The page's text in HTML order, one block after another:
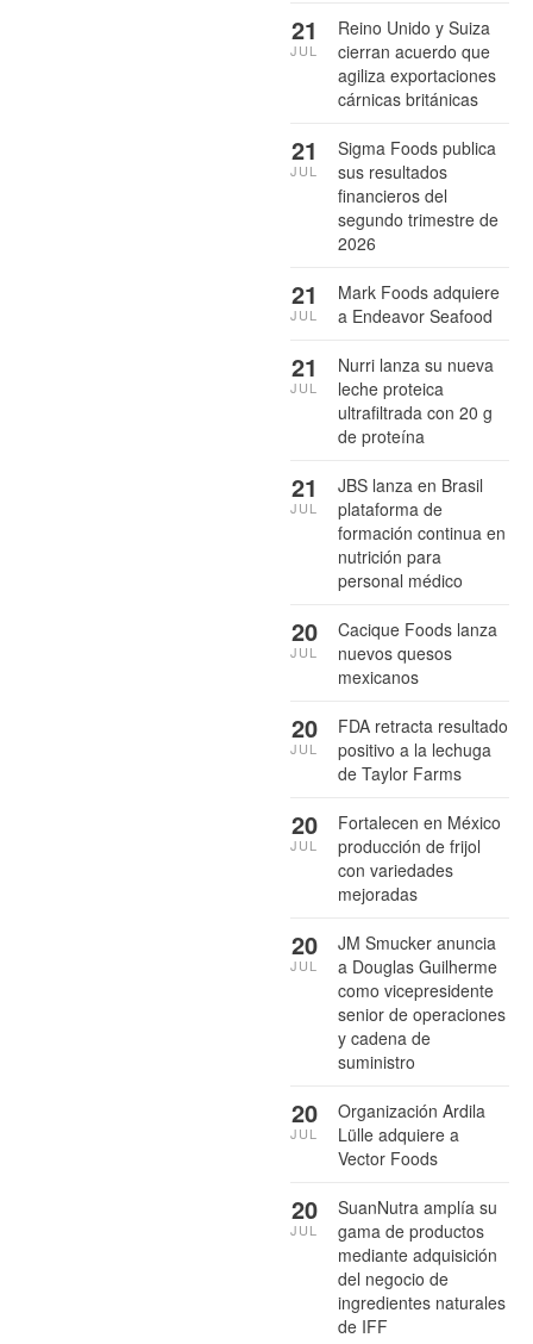
Reino Unido y Suiza
cierran acuerdo que
agiliza exportaciones
cárnicas británicas
21
JUL
Sigma Foods publica
sus resultados
financieros del
segundo trimestre de
2026
21
JUL
Mark Foods adquiere
a Endeavor Seafood
21
JUL
Nurri lanza su nueva
leche proteica
ultrafiltrada con 20 g
de proteína
21
JUL
JBS lanza en Brasil
plataforma de
formación continua en
nutrición para
personal médico
21
JUL
Cacique Foods lanza
nuevos quesos
mexicanos
20
JUL
FDA retracta resultado
positivo a la lechuga
de Taylor Farms
20
JUL
Fortalecen en México
producción de frijol
con variedades
mejoradas
20
JUL
JM Smucker anuncia
a Douglas Guilherme
como vicepresidente
senior de operaciones
y cadena de
suministro
20
JUL
Organización Ardila
Lülle adquiere a
Vector Foods
20
JUL
SuanNutra amplía su
gama de productos
mediante adquisición
del negocio de
ingredientes naturales
de IFF
20
JUL